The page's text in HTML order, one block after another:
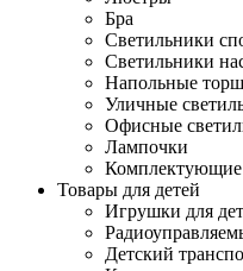
Бра
Светильники
Светильники
Напольные
Уличные
Офисные
Лампочки
Комплектующие
Товары для детей
Игрушки для
Детский